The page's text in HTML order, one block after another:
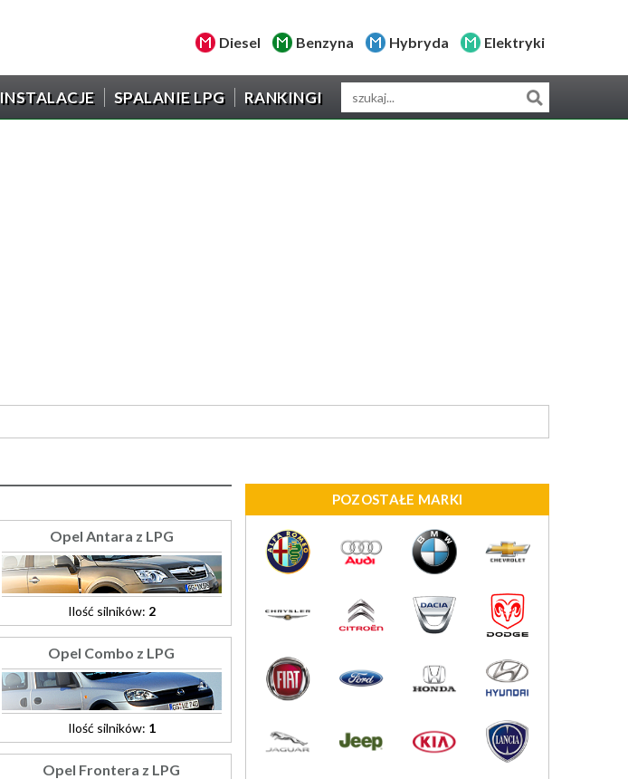
Diesel Benzyna Hybryda Elektryki
INSTALACJE SPALANIE LPG RANKINGI
Opel Antara z LPG
Ilość silników: 2
Opel Combo z LPG
Ilość silników: 1
Opel Frontera z LPG
POZOSTAŁE MARKI